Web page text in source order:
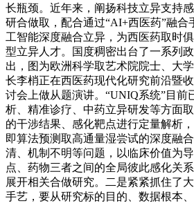
长瓶颈。近年来，阐扬科技立异支持
研合做取，配合通过“AI+西医药”融合
工智能深度融合立异，为西医药取时
型立异人才。国度稠密出台了一系列
出，图为欧洲科学取艺术院院士、大
长李梢正在西医药现代化研究前沿暨
讨会上做从题演讲。“UNIQ系统”目前
析、精准诊疗、中药立异研发等方面
的干涉结果、感化靶点进行定量解析
即算法预测取高通量湿尝试的深度融
清、机制不明等问题，以临床价值为
点、药物三者之间的全局彼此感化关
展开相关合做研究。二是紧紧抓住了
手艺，要从研究标的目的、数据根本